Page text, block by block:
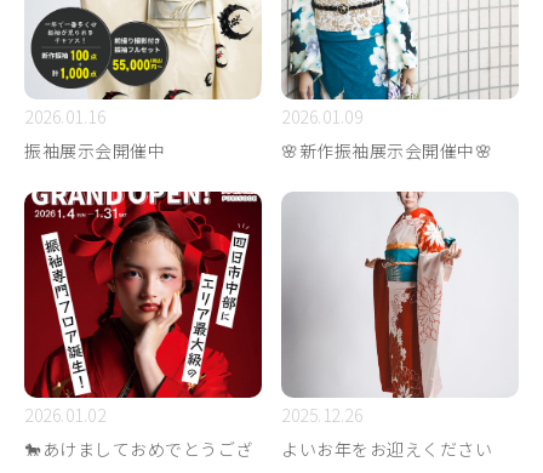
2026.01.16
振袖展示会開催中
2026.01.09
🌸新作振袖展示会開催中🌸
2026.01.02
🐎あけましておめでとうござ
2025.12.26
よいお年をお迎えください